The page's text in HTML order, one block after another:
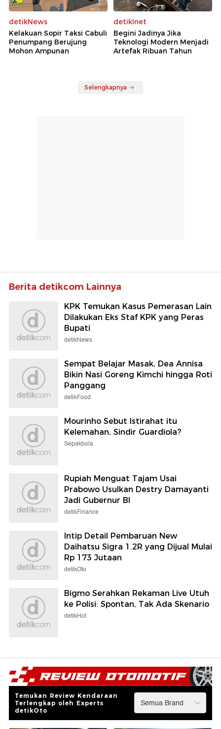
detikNews
Kelakuan Sopir Taksi Cabuli
Penumpang Berujung
Mohon Ampunan
detikInet
Begini Jadinya Jika
Teknologi Modern Menjadi
Artefak Ribuan Tahun
Selengkapnya
Berita detikcom Lainnya
KPK Temukan Kasus Pemerasan Lain
Dilakukan Eks Staf KPK yang Peras
Bupati
detikNews
Sempat Belajar Masak, Dea Annisa
Bikin Nasi Goreng Kimchi hingga Roti
Panggang
detikFood
Mourinho Sebut Istirahat itu
Kelemahan, Sindir Guardiola?
Sepakbola
Rupiah Menguat Tajam Usai
Prabowo Usulkan Destry Damayanti
Jadi Gubernur BI
detikFinance
Intip Detail Pembaruan New
Daihatsu Sigra 1.2R yang Dijual Mulai
Rp 173 Jutaan
detikOto
Bigmo Serahkan Rekaman Live Utuh
ke Polisi: Spontan, Tak Ada Skenario
detikHot
Temukan Review Kendaraan
Terlengkap oleh Experts
detikOto